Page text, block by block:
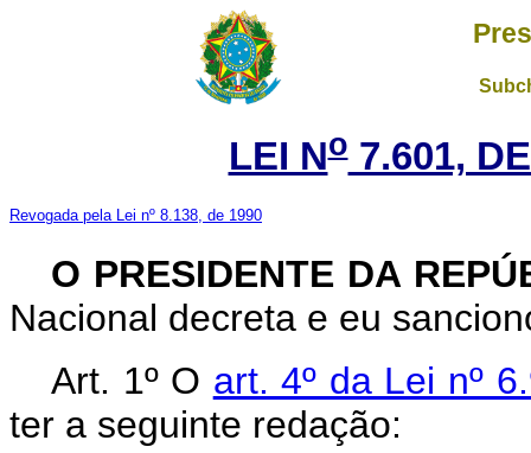
LEI No7.601,
Revogada pela Lei nº 8.138, de 1990
O PRESIDENTE DA
Nacional decreta e eu
Art. 1º O art. 4º da Lei nº
ter a seguinte redação: